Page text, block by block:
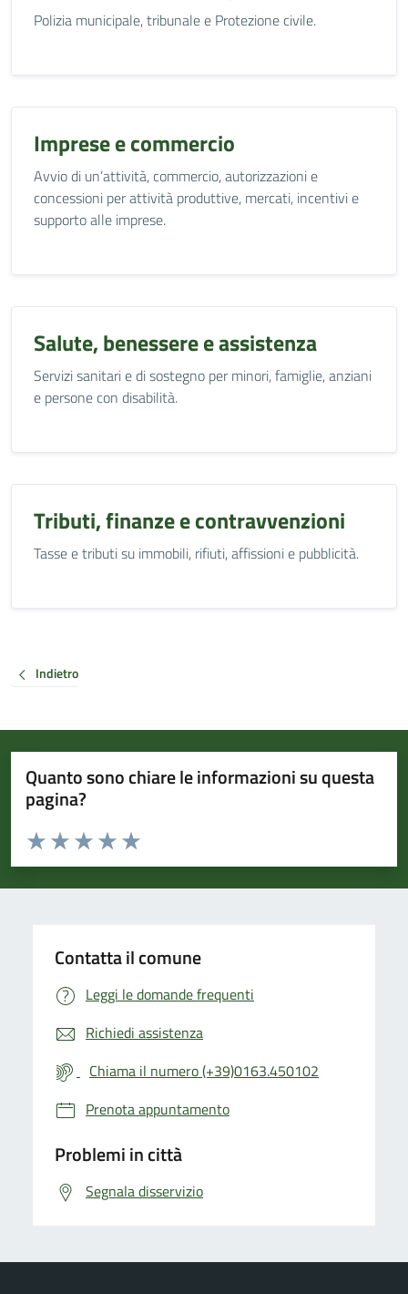
Polizia municipale, tribunale e Protezione civile.
Imprese e commercio
Avvio di un’attività, commercio, autorizzazioni e
concessioni per attività produttive, mercati, incentivi e
supporto alle imprese.
Salute, benessere e assistenza
Servizi sanitari e di sostegno per minori, famiglie, anziani
e persone con disabilità.
Tributi, finanze e contravvenzioni
Tasse e tributi su immobili, rifiuti, affissioni e pubblicità.
Indietro
Quanto sono chiare le informazioni su questa
pagina?
Valuta da 1 a 5 stelle la pagina
Valuta 5 stelle su 5
Valuta 4 stelle su 5
Valuta 3 stelle su 5
Valuta 2 stelle su 5
Valuta 1 stelle su 5
Contatta il comune
Leggi le domande frequenti
Richiedi assistenza
Chiama il numero (+39)0163.450102
Prenota appuntamento
Problemi in città
Segnala disservizio